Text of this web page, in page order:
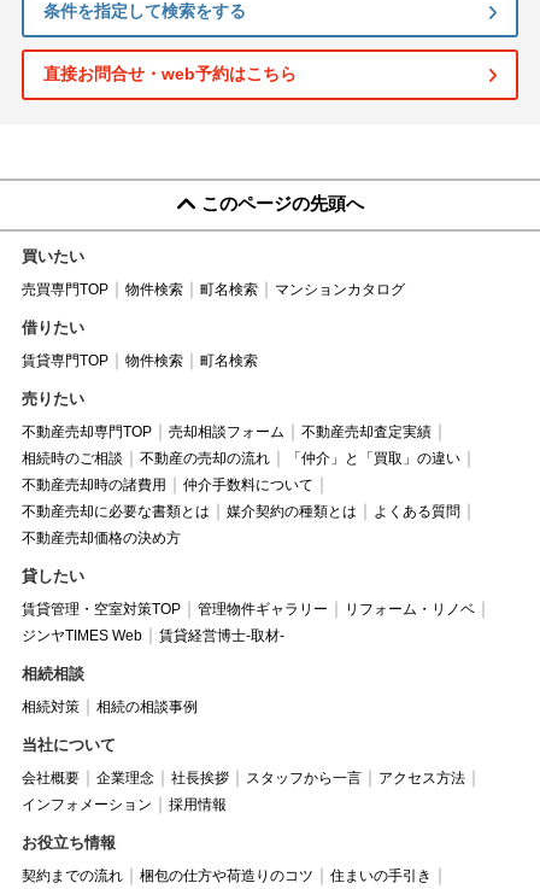
条件を指定して検索をする
直接お問合せ・web予約はこちら
このページの先頭へ
買いたい
売買専門TOP 物件検索 町名検索 マンションカタログ
借りたい
賃貸専門TOP 物件検索 町名検索
売りたい
不動産売却専門TOP 売却相談フォーム
不動産売却査定実績
相続時のご相談
不動産の売却の流れ
「仲介」と「買取」の違い
不動産売却時の諸費用
仲介手数料について
不動産売却に必要な書類とは
媒介契約の種類とは
よくある質問
不動産売却価格の決め方
貸したい
賃貸管理・空室対策TOP 管理物件ギャラリー
リフォーム・リノベ
ジンヤTIMES Web
賃貸経営博士-取材-
相続相談
相続対策 相続の相談事例
当社について
会社概要 企業理念 社長挨拶 スタッフから一言
アクセス方法
インフォメーション
採用情報
お役立ち情報
契約までの流れ 梱包の仕方や荷造りのコツ
住まいの手引き